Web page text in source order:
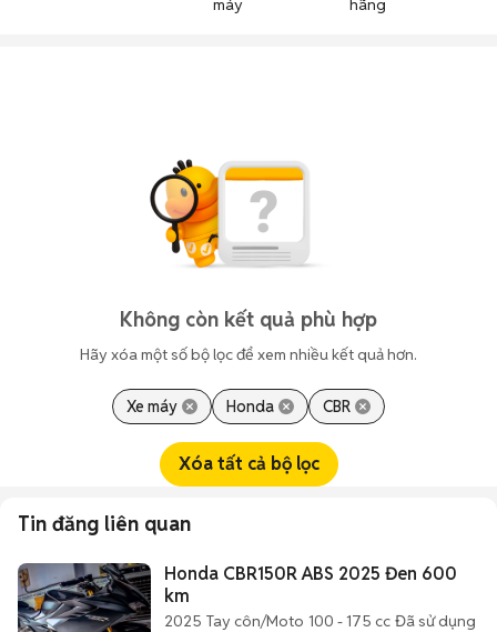
máy hãng
Không còn kết quả phù hợp
Hãy xóa một số bộ lọc để xem nhiều kết quả hơn.
Xe máy Honda CBR
Xóa tất cả bộ lọc
Tin đăng liên quan
Honda CBR150R ABS 2025 Đen 600
km
2025 Tay côn/Moto 100 - 175 cc Đã sử dụng